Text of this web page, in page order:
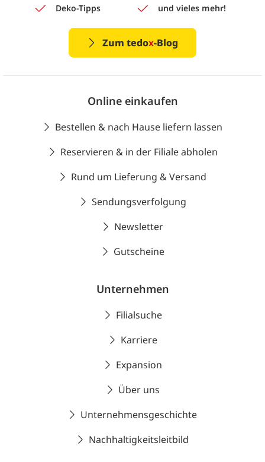
Deko-Tipps
und vieles mehr!
Zum tedox-Blog
Online einkaufen
Bestellen & nach Hause liefern lassen
Reservieren & in der Filiale abholen
Rund um Lieferung & Versand
Sendungsverfolgung
Newsletter
Gutscheine
Unternehmen
Filialsuche
Karriere
Expansion
Über uns
Unternehmensgeschichte
Nachhaltigkeitsleitbild